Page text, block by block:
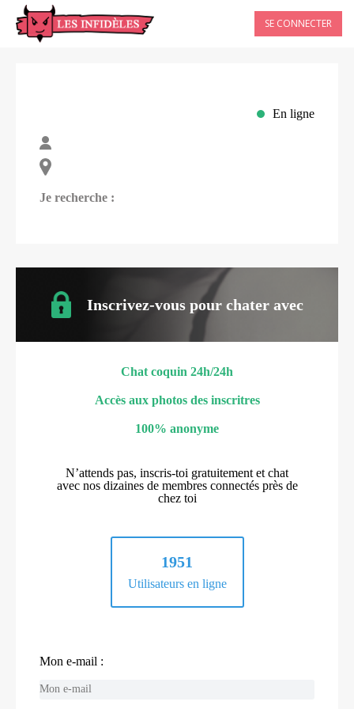
SE CONNECTER
En ligne
Je recherche :
Inscrivez-vous pour chater avec
Chat coquin 24h/24h
Accès aux photos des inscritres
100% anonyme
N’attends pas, inscris-toi gratuitement et chat
avec nos dizaines de membres connectés près de
chez toi
1951
Utilisateurs en ligne
Mon e-mail :